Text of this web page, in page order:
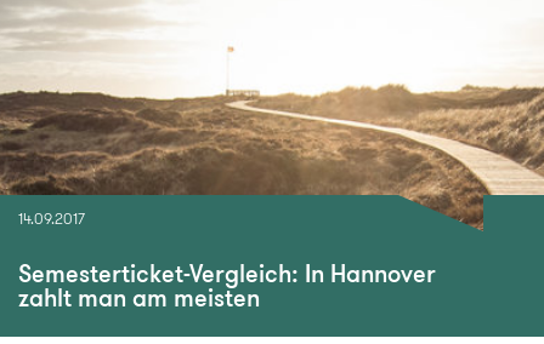
14.09.2017
Semesterticket-Vergleich: In Hannover
zahlt man am meisten